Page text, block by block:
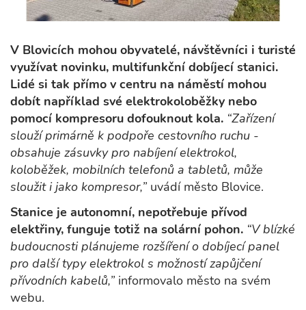
V Blovicích mohou obyvatelé, návštěvníci i turisté
využívat novinku, multifunkční dobíjecí stanici.
Lidé si tak přímo v centru na náměstí mohou
dobít například své elektrokoloběžky nebo
pomocí kompresoru dofouknout kola. “Zařízení
slouží primárně k podpoře cestovního ruchu -
obsahuje zásuvky pro nabíjení elektrokol,
koloběžek, mobilních telefonů a tabletů, může
sloužit i jako kompresor,” uvádí město Blovice.
Stanice je autonomní, nepotřebuje přívod
elektřiny, funguje totiž na solární pohon. “V blízké
budoucnosti plánujeme rozšíření o dobíjecí panel
pro další typy elektrokol s možností zapůjčení
přívodních kabelů,” informovalo město na svém
webu.